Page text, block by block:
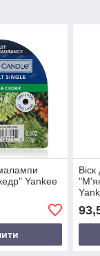
Yankee